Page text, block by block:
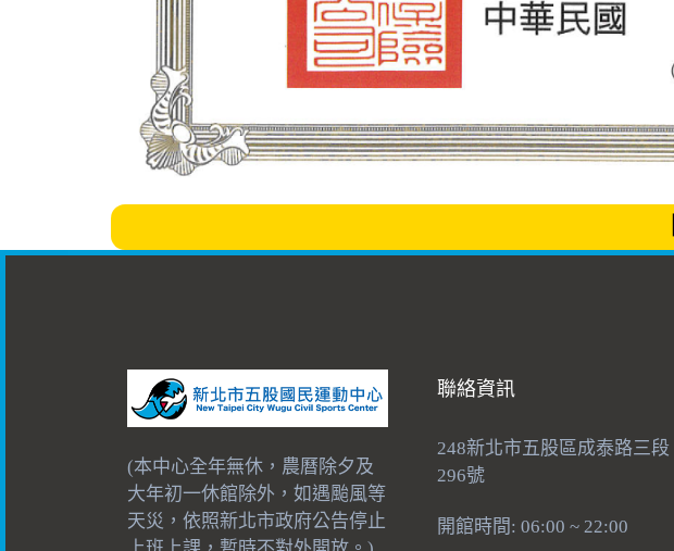
(本中心全年無休，農曆除夕及
大年初一休館除外，如遇颱風等
天災，依照新北市政府公告停止
聯絡資訊
248新北市五股區成泰路三段
296號
開館時間: 06:00 ~ 22:00